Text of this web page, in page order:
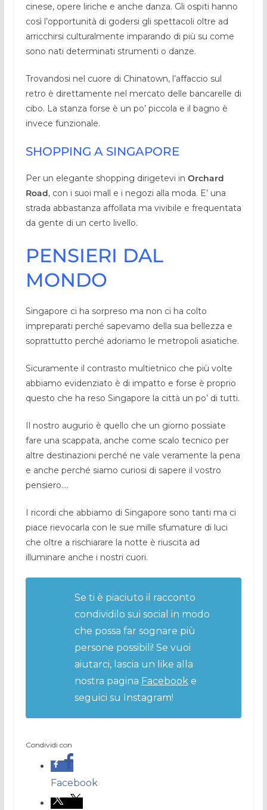
cinese, opere liriche e anche danza. Gli ospiti hanno
così l’opportunità di godersi gli spettacoli oltre ad
arricchirsi culturalmente imparando di più su come
sono nati determinati strumenti o danze.
Trovandosi nel cuore di Chinatown, l’affaccio sul
retro è direttamente nel mercato delle bancarelle di
cibo. La stanza forse è un po’ piccola e il bagno è
invece funzionale.
SHOPPING A SINGAPORE
Per un elegante shopping dirigetevi in Orchard
Road, con i suoi mall e i negozi alla moda. E’ una
strada abbastanza affollata ma vivibile e frequentata
da gente di un certo livello.
PENSIERI DAL
MONDO
Singapore ci ha sorpreso ma non ci ha colto
impreparati perché sapevamo della sua bellezza e
soprattutto perché adoriamo le metropoli asiatiche.
Sicuramente il contrasto multietnico che più volte
abbiamo evidenziato è di impatto e forse è proprio
questo che ha reso Singapore la città un po’ di tutti.
Il nostro augurio è quello che un giorno possiate
fare una scappata, anche come scalo tecnico per
altre destinazioni perché ne vale veramente la pena
e anche perché siamo curiosi di sapere il vostro
pensiero….
I ricordi che abbiamo di Singapore sono tanti ma ci
piace rievocarla con le sue mille sfumature di luci
che oltre a rischiarare la notte è riuscita ad
illuminare anche i nostri cuori.
Se ti è piaciuto il racconto
condividilo sui social in modo
che possa far sognare più
persone possibili! Se vuoi
aiutarci, lascia un like alla
nostra pagina Facebooke
seguici su Instagram!
Condividi con
Facebook